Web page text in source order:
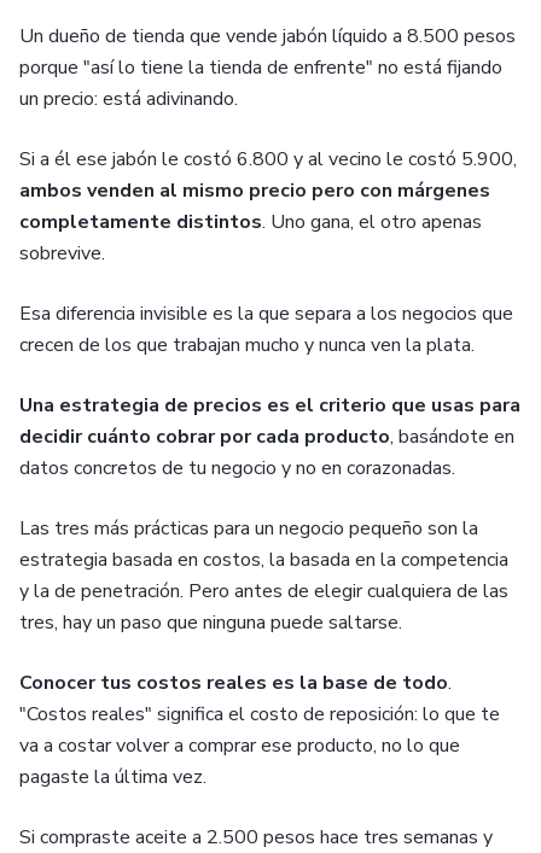
Un dueño de tienda que vende jabón líquido a 8.500 pesos
porque "así lo tiene la tienda de enfrente" no está fijando
un precio: está adivinando.
Si a él ese jabón le costó 6.800 y al vecino le costó 5.900,
ambos venden al mismo precio pero con márgenes
completamente distintos. Uno gana, el otro apenas
sobrevive.
Esa diferencia invisible es la que separa a los negocios que
crecen de los que trabajan mucho y nunca ven la plata.
Una estrategia de precios es el criterio que usas para
decidir cuánto cobrar por cada producto, basándote en
datos concretos de tu negocio y no en corazonadas.
Las tres más prácticas para un negocio pequeño son la
estrategia basada en costos, la basada en la competencia
y la de penetración. Pero antes de elegir cualquiera de las
tres, hay un paso que ninguna puede saltarse.
Conocer tus costos reales es la base de todo.
"Costos reales" significa el costo de reposición: lo que te
va a costar volver a comprar ese producto, no lo que
pagaste la última vez.
Si compraste aceite a 2.500 pesos hace tres semanas y